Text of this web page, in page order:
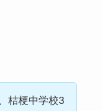
桔梗中学校3